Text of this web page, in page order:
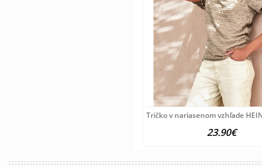
Tričko v nariasenom vzhľade
23.90€